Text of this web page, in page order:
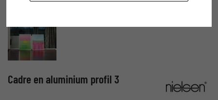
Cadre en aluminium profil 3